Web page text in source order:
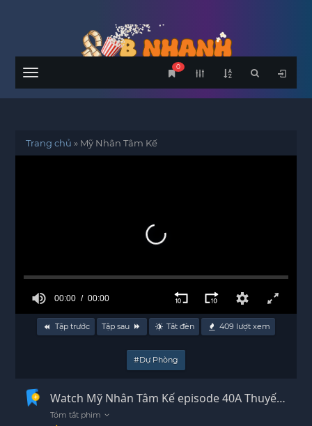
Menu
0
Trang chủ » Mỹ Nhân Tâm Kế
00:00 00:00
Tập trước Tập sau Tắt đèn 409 lượt xem
#Dự Phòng
Watch Mỹ Nhân Tâm Kế episode 40A Thuyết
Minh - HD